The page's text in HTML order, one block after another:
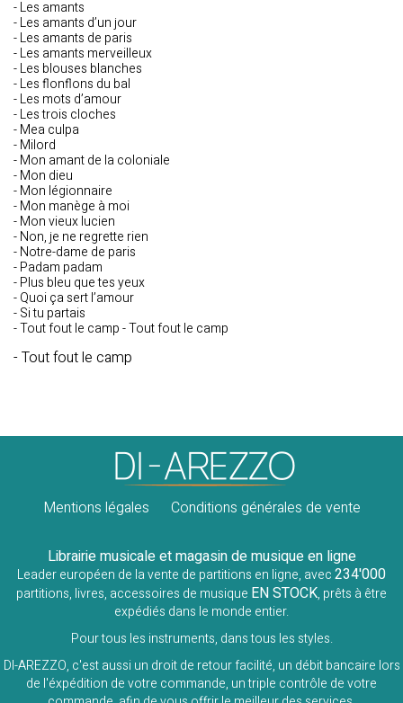
- Les amants
- Les amants d’un jour
- Les amants de paris
- Les amants merveilleux
- Les blouses blanches
- Les flonflons du bal
- Les mots d’amour
- Les trois cloches
- Mea culpa
- Milord
- Mon amant de la coloniale
- Mon dieu
- Mon légionnaire
- Mon manège à moi
- Mon vieux lucien
- Non, je ne regrette rien
- Notre-dame de paris
- Padam padam
- Plus bleu que tes yeux
- Quoi ça sert l’amour
- Si tu partais
- Tout fout le camp - Tout fout le camp
- Tout fout le camp
Mentions légales Conditions générales de vente
Librairie musicale et magasin de musique en ligne
Leader européen de la vente de partitions en ligne, avec234'000
partitions, livres, accessoires de musique EN STOCK, prêts à être
expédiés dans le monde entier.
Pour tous les instruments, dans tous les styles.
DI-AREZZO, c'est aussi un droit de retour facilité, un débit bancaire lors
de l'éxpédition de votre commande, un triple contrôle de votre